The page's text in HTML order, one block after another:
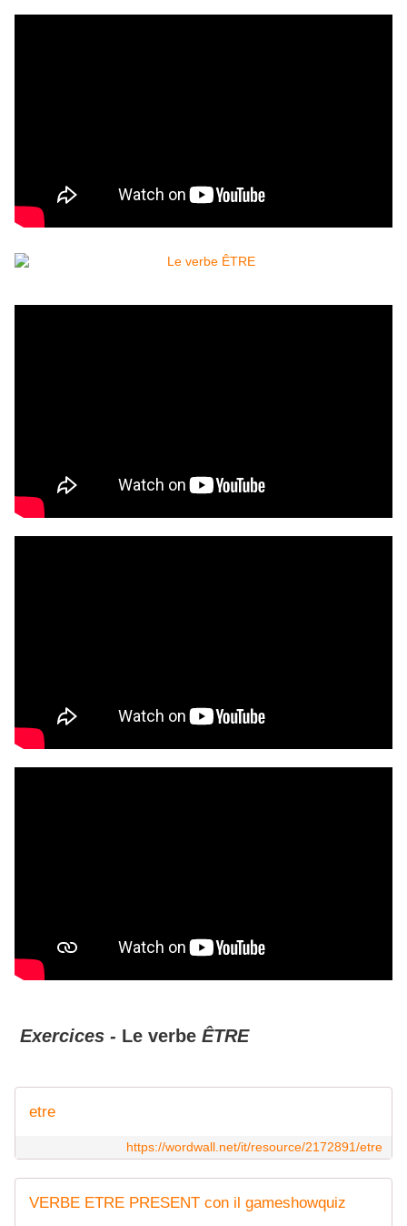
Exercices - Le verbe ÊTRE
etre
https://wordwall.net/it/resource/2172891/etre
VERBE ETRE PRESENT con il gameshowquiz